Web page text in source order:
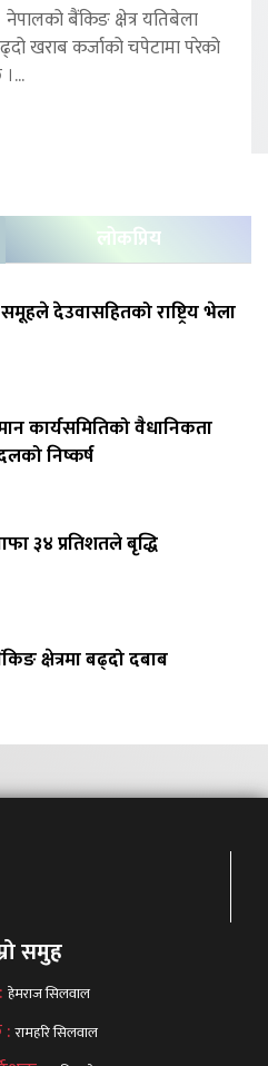
नेपालको बैंकिङ क्षेत्र यतिबेला
खराब कर्जाको चपेटामा परेको
लोकप्रिय
देउवासहितको राष्ट्रिय भेला
कार्यसमितिको वैधानिकता
निष्कर्ष
३४ प्रतिशतले बृद्धि
क्षेत्रमा बढ्दो दबाब
समुह
हेमराज सिलवाल
:रामहरि सिलवाल